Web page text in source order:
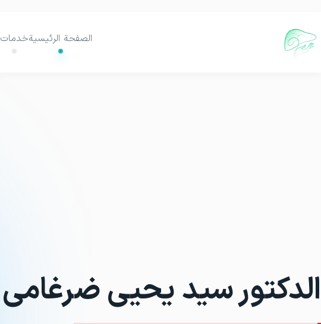
الصفحة الرئيسيةخدمات
الدكتور سيد يحيى ضرغامي